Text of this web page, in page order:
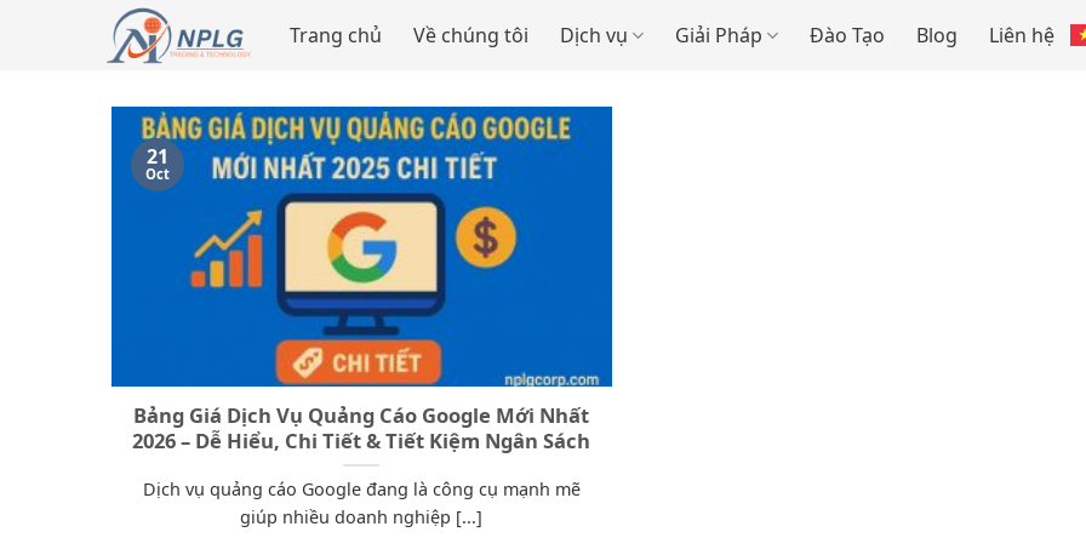
Trang chủ Về chúng tôi Dịch vụ Giải Pháp Đào Tạo Blog Liên hệ
Bảng Giá Dịch Vụ Quảng Cáo Google Mới Nhất
2026 – Dễ Hiểu, Chi Tiết & Tiết Kiệm Ngân Sách
Dịch vụ quảng cáo Google đang là công cụ mạnh mẽ
giúp nhiều doanh nghiệp [...]
21
Oct